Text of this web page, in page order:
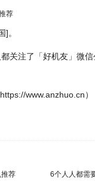
。
关注了「好机友」微
www.anzhuo.cn）
荐 6个人人都需